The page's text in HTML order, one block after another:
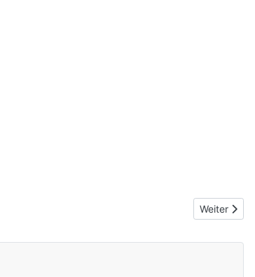
Nächster
Weiter